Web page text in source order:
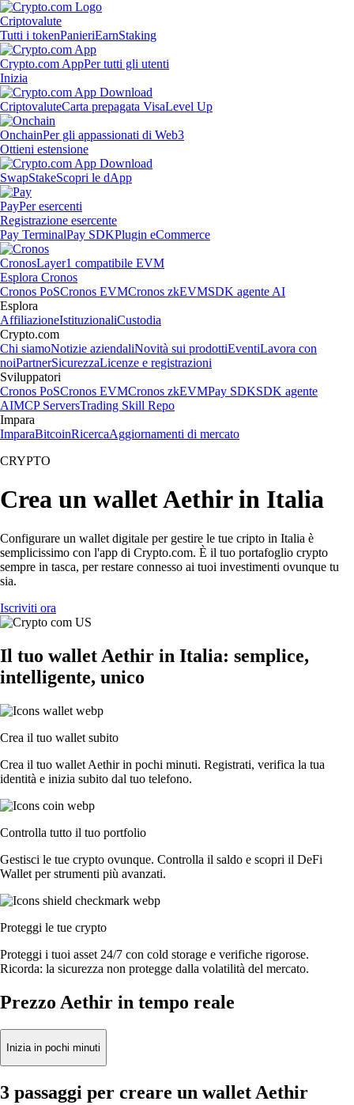
Criptovalute
Tutti i tokenPanieriEarnStaking
Crypto.com AppPer tutti gli utenti
Inizia
CriptovaluteCarta prepagata VisaLevel Up
OnchainPer gli appassionati di Web3
Ottieni estensione
SwapStakeScopri le dApp
PayPer esercenti
Registrazione esercente
Pay TerminalPay SDKPlugin eCommerce
CronosLayer1 compatibile EVM
Esplora Cronos
Cronos PoSCronos EVMCronos zkEVMSDK agente AI
Esplora
AffiliazioneIstituzionaliCustodia
Crypto.com
Chi siamoNotizie aziendaliNovità sui prodottiEventiLavora con
noiPartnerSicurezzaLicenze e registrazioni
Sviluppatori
Cronos PoSCronos EVMCronos zkEVMPay SDKSDK agente
AIMCP ServersTrading Skill Repo
Impara
ImparaBitcoinRicercaAggiornamenti di mercato
CRYPTO
Crea un wallet Aethir in Italia
Configurare un wallet digitale per gestire le tue cripto in Italia è
semplicissimo con l'app di Crypto.com. È il tuo portafoglio crypto
sempre in tasca, per restare connesso ai tuoi investimenti ovunque tu
sia.
Iscriviti ora
Il tuo wallet Aethir in Italia: semplice,
intelligente, unico
Crea il tuo wallet subito
Crea il tuo wallet Aethir in pochi minuti. Registrati, verifica la tua
identità e inizia subito dal tuo telefono.
Controlla tutto il tuo portfolio
Gestisci le tue crypto ovunque. Controlla il saldo e scopri il DeFi
Wallet per strumenti più avanzati.
Proteggi le tue crypto
Proteggi i tuoi asset 24/7 con cold storage e verifiche rigorose.
Ricorda: la sicurezza non protegge dalla volatilità del mercato.
Prezzo Aethir in tempo reale
Inizia in pochi minuti
3 passaggi per creare un wallet Aethir